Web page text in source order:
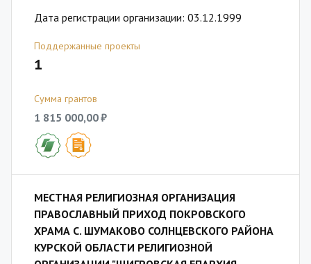
Дата регистрации организации: 03.12.1999
Поддержанные проекты
1
Сумма грантов
1 815 000,00 ₽
МЕСТНАЯ РЕЛИГИОЗНАЯ ОРГАНИЗАЦИЯ
ПРАВОСЛАВНЫЙ ПРИХОД ПОКРОВСКОГО
ХРАМА С. ШУМАКОВО СОЛНЦЕВСКОГО РАЙОНА
КУРСКОЙ ОБЛАСТИ РЕЛИГИОЗНОЙ